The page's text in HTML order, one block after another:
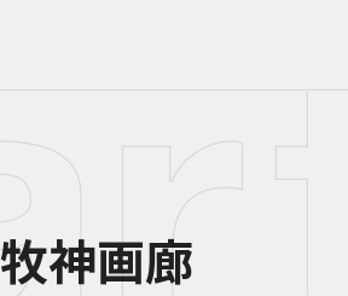
牧神画廊